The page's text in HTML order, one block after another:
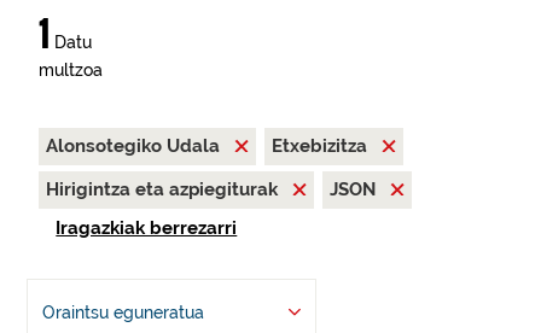
1 Datu
multzoa
Alonsotegiko Udala
Etxebizitza
Hirigintza eta azpiegiturak
JSON
Iragazkiak berrezarri
Oraintsu eguneratua